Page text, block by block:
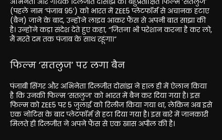
(पहले नाम ‘पंजाब 95’) को भारत में ZEE5 प्लेटफॉर्म से अचानक हटाए
(बैन) जाने के बाद, उन्होंने लाइव आकर फैंस से अपनी बात साझा की
है। उन्होंने कड़ा संदेश देते हुए कहा, “जितना भी परेशान करना है कर लो,
मैं मरते दम तक पंजाब के साथ रहूंगा।”
फिल्म ‘सतलुज’ पर लगा बैन
पंजाबी सिंगर और अभिनेता दिलजीत दोसांझ ने हाल ही में ऐलान किया
है कि उनकी फिल्म ‘सतलुज’ को भारत में बैन कर दिया गया है। इस
फिल्म को ZEE5 पर 5 जुलाई को रिलीज किया गया था, लेकिन अब इसे
एक नोटिस के बाद प्लेटफॉर्म से हटा दिया गया है। इस बारे में जानकारी
मिलते ही दिलजीत ने अपने फैंस से एक खास अपील की है।